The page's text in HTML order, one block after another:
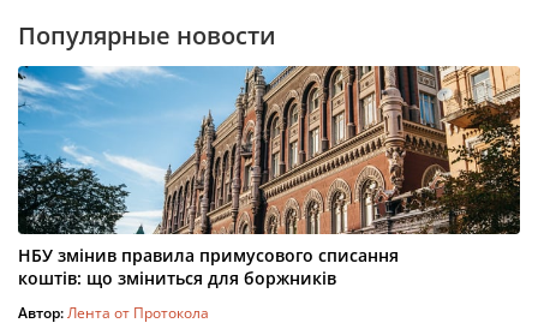
Популярные новости
НБУ змінив правила примусового списання
коштів: що зміниться для боржників
Автор:Лента от Протокола